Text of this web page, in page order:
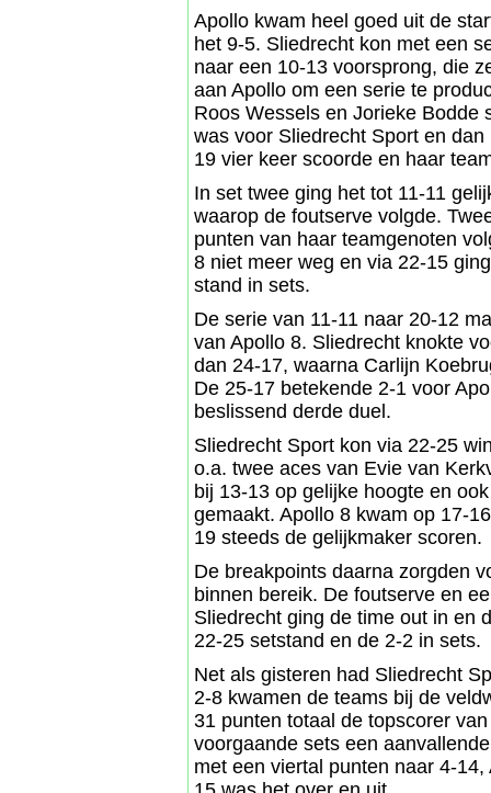
Apollo kwam heel goed uit de
het 9-5. Sliedrecht kon met een
naar een 10-13 voorsprong, die
aan Apollo om een serie te
Roos Wessels en Jorieke Bodde
was voor Sliedrecht Sport en
19 vier keer scoorde en haar
In set twee ging het tot 11-11
waarop de foutserve volgde.
punten van haar teamgenoten
8 niet meer weg en via 22-15
stand in sets.
De serie van 11-11 naar 20-12
van Apollo 8. Sliedrecht knokte
dan 24-17, waarna Carlijn
De 25-17 betekende 2-1 voor
beslissend derde duel.
Sliedrecht Sport kon via 22-25
o.a. twee aces van Evie van
bij 13-13 op gelijke hoogte en
gemaakt. Apollo 8 kwam op 17-
19 steeds de gelijkmaker scoren.
De breakpoints daarna zorgden
binnen bereik. De foutserve en
Sliedrecht ging de time out in en
22-25 setstand en de 2-2 in sets.
Net als gisteren had Sliedrecht
2-8 kwamen de teams bij de
31 punten totaal de topscorer
voorgaande sets een
met een viertal punten naar 4-